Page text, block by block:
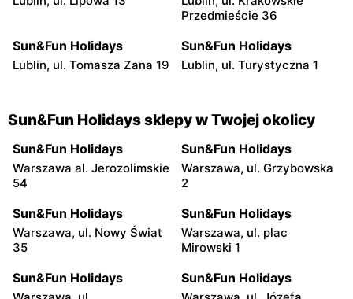
Przedmieście 36
Sun&Fun Holidays
Lublin, ul. Tomasza Zana 19
Sun&Fun Holidays
Lublin, ul. Turystyczna 1
Sun&Fun Holidays sklepy w Twojej okolicy
Sun&Fun Holidays
Warszawa al. Jerozolimskie
54
Sun&Fun Holidays
Warszawa, ul. Grzybowska
2
Sun&Fun Holidays
Warszawa, ul. Nowy Świat
35
Sun&Fun Holidays
Warszawa, ul. plac
Mirowski 1
Sun&Fun Holidays Sun&Fun Holidays